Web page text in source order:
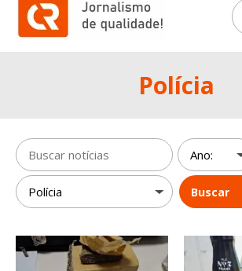
Polícia
Buscar